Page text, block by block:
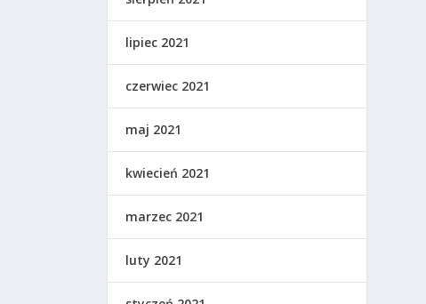
lipiec 2021
czerwiec 2021
maj 2021
kwiecień 2021
marzec 2021
luty 2021